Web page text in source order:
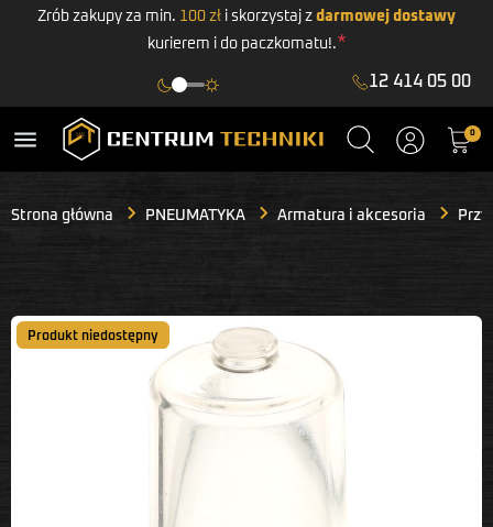
Zrób zakupy za min. 100 zł i skorzystaj z darmowej dostawy
kurierem i do paczkomatu!.*
12 414 05 00
menu 0
Strona główna PNEUMATYKA Armatura i akcesoria
Produkt niedostępny